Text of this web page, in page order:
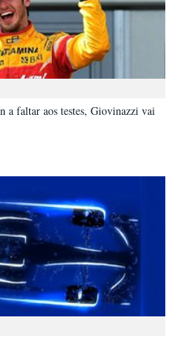
a faltar aos testes, Giovinazzi vai